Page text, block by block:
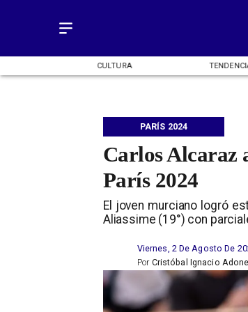
CULTURA
Carlos Alcaraz
París 2024
​El joven murciano logró
Aliassime (19°) con
PARÍS 2024
Viernes, 2 De Agosto De
Cristóbal Ignacio
Por